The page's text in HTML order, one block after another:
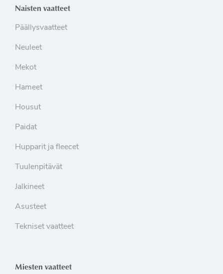
Naisten vaatteet
Päällysvaatteet
Neuleet
Mekot
Hameet
Housut
Paidat
Hupparit ja fleecet
Tuulenpitävät
Jalkineet
Asusteet
Tekniset vaatteet
Miesten vaatteet